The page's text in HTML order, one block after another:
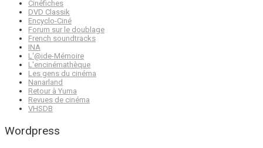
Cinéfiches
DVD Classik
Encyclo-Ciné
Forum sur le doublage
French soundtracks
INA
L'@ide-Mémoire
L'encinémathèque
Les gens du cinéma
Nanarland
Retour à Yuma
Revues de cinéma
VHSDB
Wordpress